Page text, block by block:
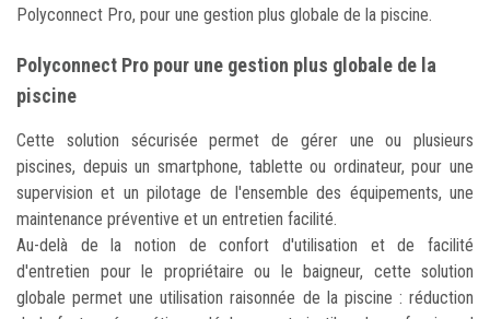
Polyconnect Pro, pour une gestion plus globale de la piscine.
Polyconnect Pro pour une gestion plus globale de la
piscine
Cette solution sécurisée permet de gérer une ou plusieurs
piscines, depuis un smartphone, tablette ou ordinateur, pour une
supervision et un pilotage de l'ensemble des équipements, une
maintenance préventive et un entretien facilité.
Au-delà de la notion de confort d'utilisation et de facilité
d'entretien pour le propriétaire ou le baigneur, cette solution
globale permet une utilisation raisonnée de la piscine : réduction